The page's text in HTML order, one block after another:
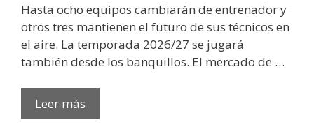
Hasta ocho equipos cambiarán de entrenador y
otros tres mantienen el futuro de sus técnicos en
el aire. La temporada 2026/27 se jugará
también desde los banquillos. El mercado de …
Leer más